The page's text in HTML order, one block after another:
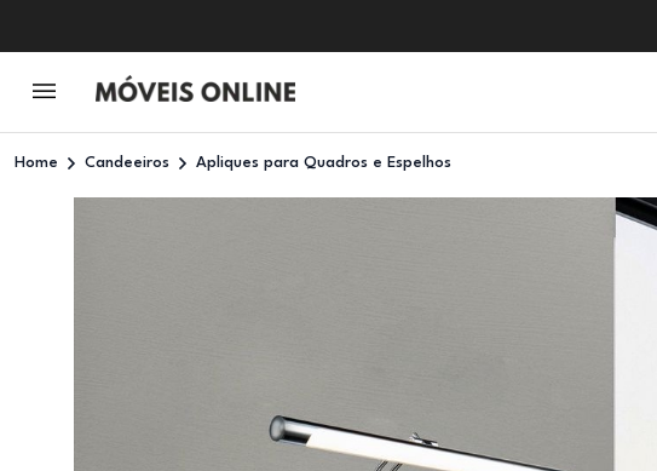
Home Candeeiros Apliques para Quadros e Espelhos